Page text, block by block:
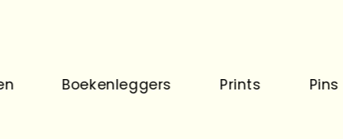
Boekenleggers